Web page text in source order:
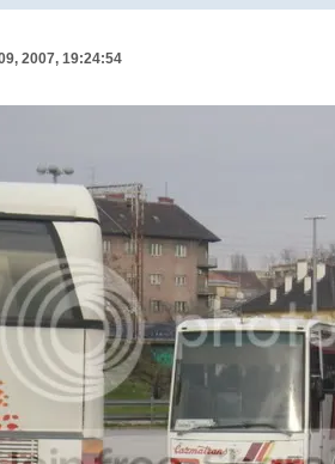
2007, 19:24:54